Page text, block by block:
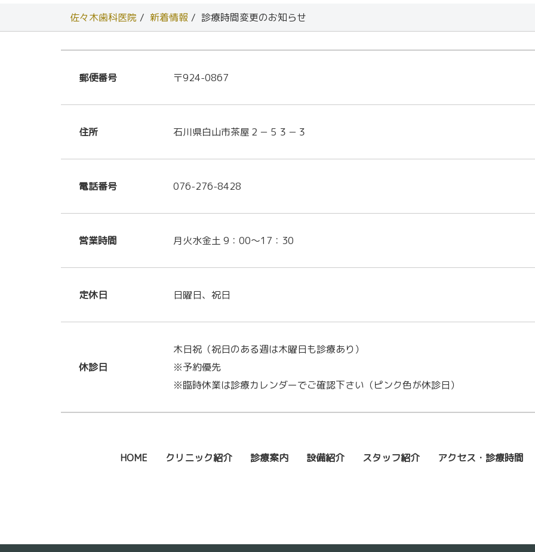
佐々木歯科医院 新着情報 診療時間変更のお知らせ
郵便番号 〒924-0867
住所 石川県白山市茶屋２－５３－３
電話番号 076-276-8428
営業時間 月火水金土 9：00～17：30
定休日 日曜日、祝日
休診日
木日祝（祝日のある週は木曜日も診療あり）
※予約優先
※臨時休業は診療カレンダーでご確認下さい（ピンク色が休診日）
HOME クリニック紹介 診療案内 設備紹介 スタッフ紹介 アクセス・診療時間